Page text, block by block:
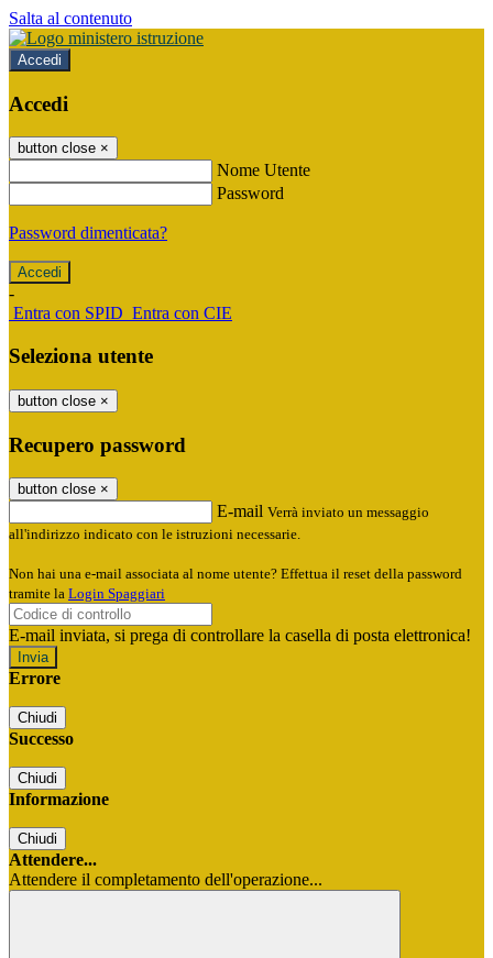
Salta al contenuto
Accedi
Accedi
button close ×
Nome Utente
Password
Password dimenticata?
-
Entra con SPID Entra con CIE
Seleziona utente
button close ×
Recupero password
button close ×
E-mail Verrà inviato un messaggio
all'indirizzo indicato con le istruzioni necessarie.
Non hai una e-mail associata al nome utente? Effettua il reset della password
tramite la Login Spaggiari
E-mail inviata, si prega di controllare la casella di posta elettronica!
Errore
Chiudi
Successo
Chiudi
Informazione
Chiudi
Attendere...
Attendere il completamento dell'operazione...